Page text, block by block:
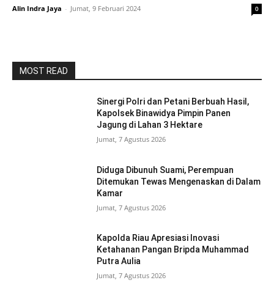
Alin Indra Jaya - Jumat, 9 Februari 2024 0
MOST READ
Sinergi Polri dan Petani Berbuah Hasil,
Kapolsek Binawidya Pimpin Panen
Jagung di Lahan 3 Hektare
Jumat, 7 Agustus 2026
Diduga Dibunuh Suami, Perempuan
Ditemukan Tewas Mengenaskan di Dalam
Kamar
Jumat, 7 Agustus 2026
Kapolda Riau Apresiasi Inovasi
Ketahanan Pangan Bripda Muhammad
Putra Aulia
Jumat, 7 Agustus 2026